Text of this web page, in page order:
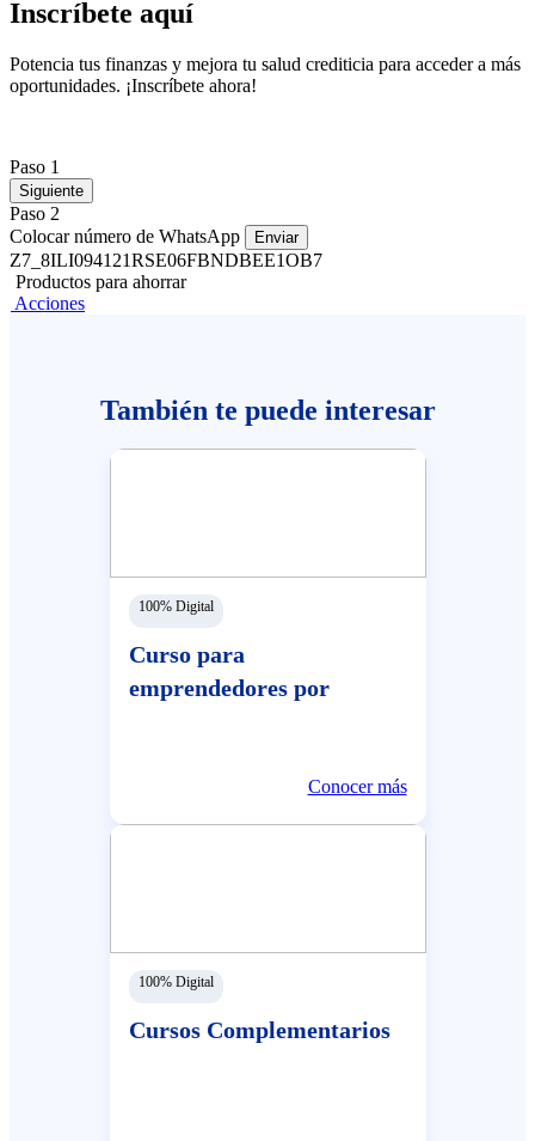
Inscríbete aquí
Potencia tus finanzas y mejora tu salud crediticia para acceder a más
oportunidades. ¡Inscríbete ahora!
Paso 1
Siguiente
Paso 2
Colocar número de WhatsApp
Enviar
Z7_8ILI094121RSE06FBNDBEE1OB7
Productos para ahorrar
Acciones
También te puede interesar
100% Digital
Curso para
emprendedores por
Conocer más
100% Digital
Cursos Complementarios